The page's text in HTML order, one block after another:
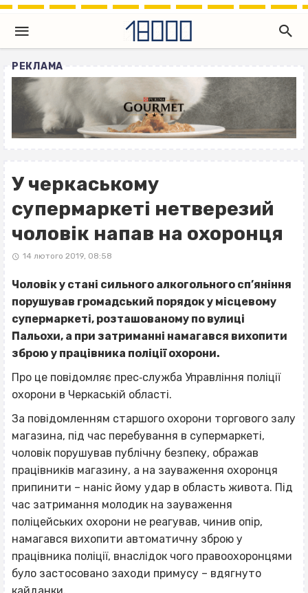
РЕКЛАМА
У черкаському
супермаркеті нетверезий
чоловік напав на охоронця
14 лютого 2019, 08:58
Чоловік у стані сильного алкогольного сп’яніння
порушував громадський порядок у місцевому
супермаркеті, розташованому по вулиці
Пальохи, а при затриманні намагався вихопити
зброю у працівника поліції охорони.
Про це повідомляє прес‐служба Управління поліції
охорони в Черкаській області.
За повідомленням старшого охорони торгового залу
магазина, під час перебування в супермаркеті,
чоловік порушував публічну безпеку, ображав
працівників магазину, а на зауваження охоронця
припинити – наніс йому удар в область живота. Під
час затримання молодик на зауваження
поліцейських охорони не реагував, чинив опір,
намагався вихопити автоматичну зброю у
працівника поліції, внаслідок чого правоохоронцями
було застосовано заходи примусу – вдягнуто